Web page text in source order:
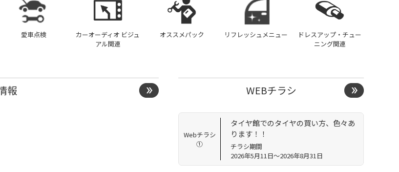
愛車点検
カーオーディオ ビジュ
アル関連
オススメパック リフレッシュメニュー
ドレスアップ・チュー
ニング関連
報 WEBチラシ
Webチラシ
①
タイヤ館でのタイヤの買い方、色々あ
ります！！
チラシ期間
2026年5月11日～2026年8月31日